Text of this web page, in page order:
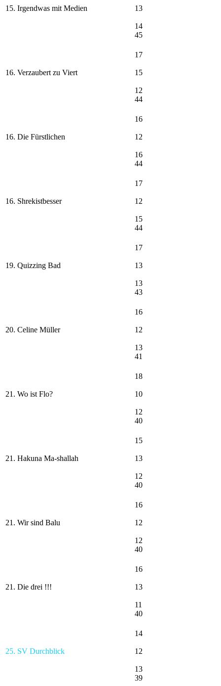
15. Irgendwas mit Medien 13
14
45
16. Verzaubert zu Viert
17
15
12
44
16. Die Fürstlichen
16
12
16
44
16. Shrekistbesser
17
12
15
44
19. Quizzing Bad
17
13
13
43
20. Celine Müller
16
12
13
41
21. Wo ist Flo?
18
10
12
40
21. Hakuna Ma-shallah
15
13
12
40
21. Wir sind Balu
16
12
12
40
21. Die drei !!!
16
13
11
40
25. SV Durchblick
14
12
13
39